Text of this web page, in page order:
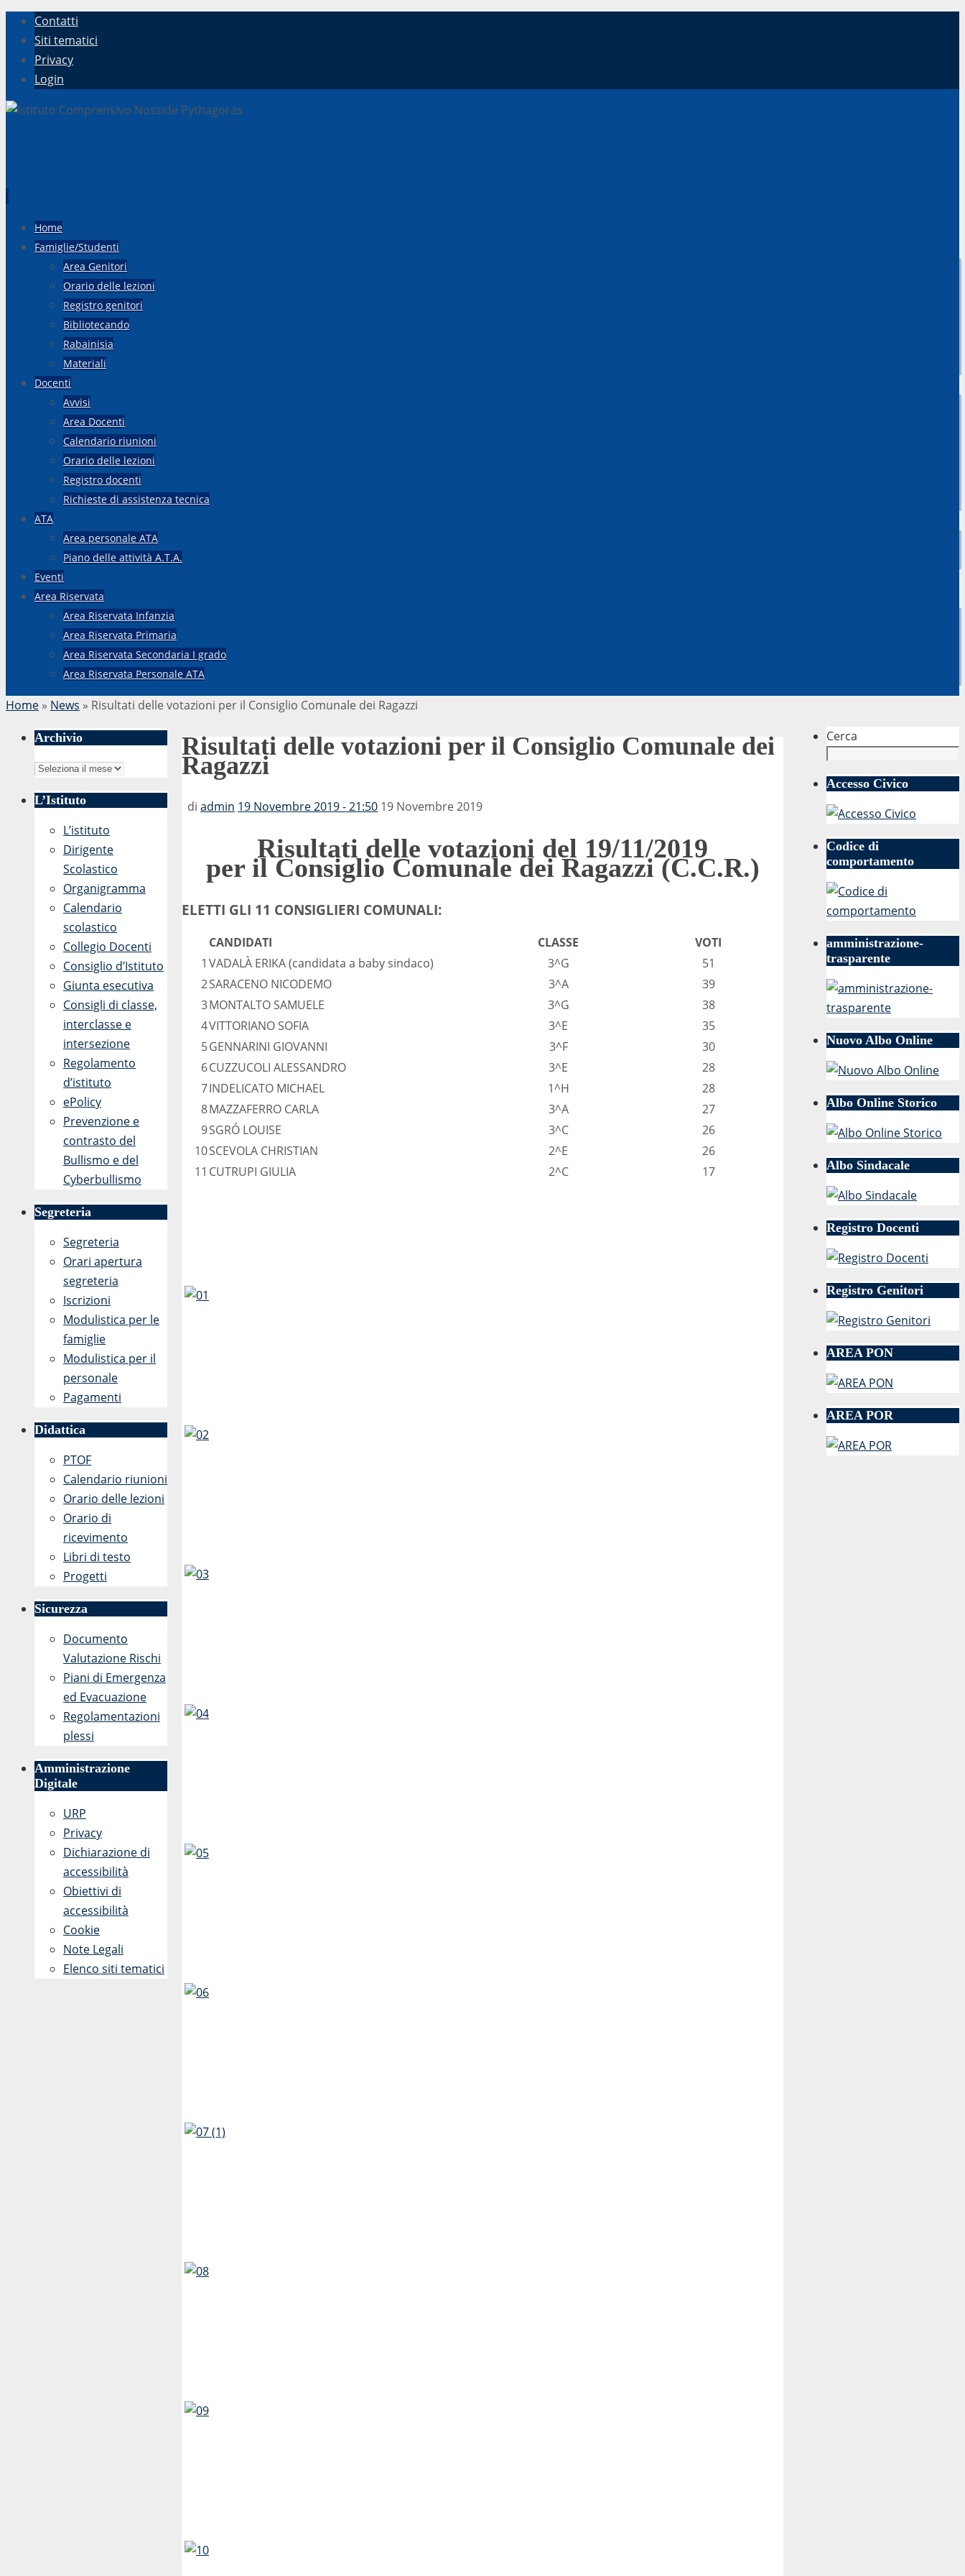
Contatti
Siti tematici
Privacy
Login
contenuto
Home
Famiglie/Studenti
Area Genitori
Orario delle lezioni
Registro genitori
Bibliotecando
Rabainisia
Materiali
Docenti
Avvisi
Area Docenti
Calendario riunioni
Orario delle lezioni
Registro docenti
Richieste di assistenza tecnica
ATA
Area personale ATA
Piano delle attività A.T.A.
Eventi
Area Riservata
Area Riservata Infanzia
Area Riservata Primaria
Area Riservata Secondaria I grado
Area Riservata Personale ATA
Home » News » Risultati delle votazioni per il Consiglio Comunale dei Ragazzi
Risultati delle votazioni per il Consiglio Comunale dei
Ragazzi
di admin 19 Novembre 2019 - 21:50 19 Novembre 2019
Risultati delle votazioni del 19/11/2019
per il Consiglio Comunale dei Ragazzi (C.C.R.)
ELETTI GLI 11 CONSIGLIERI COMUNALI:
CANDIDATI CLASSE
VOTI
1 VADALÀ ERIKA (candidata a baby sindaco) 3^G
51
2SARACENO NICODEMO 3^A
39
3MONTALTO SAMUELE 3^G
38
4VITTORIANO SOFIA 3^E
35
5GENNARINI GIOVANNI 3^F
30
6CUZZUCOLI ALESSANDRO 3^E
28
7INDELICATO MICHAEL 1^H
28
8MAZZAFERRO CARLA 3^A
27
9SGRÓ LOUISE 3^C
26
10SCEVOLA CHRISTIAN 2^E
26
11 CUTRUPI GIULIA 2^C 17
Archivio
Archivio
L’Istituto
L’istituto
Dirigente
Scolastico
Organigramma
Calendario
scolastico
Collegio Docenti
Consiglio d’Istituto
Giunta esecutiva
Consigli di classe,
interclasse e
intersezione
Regolamento
d’istituto
ePolicy
Prevenzione e
contrasto del
Bullismo e del
Cyberbullismo
Segreteria
Segreteria
Orari apertura
segreteria
Iscrizioni
Modulistica per le
famiglie
Modulistica per il
personale
Pagamenti
Didattica
PTOF
Calendario riunioni
Orario delle lezioni
Orario di
ricevimento
Libri di testo
Progetti
Sicurezza
Documento
Valutazione Rischi
Piani di Emergenza
ed Evacuazione
Regolamentazioni
plessi
Amministrazione
Digitale
URP
Privacy
Dichiarazione di
accessibilità
Obiettivi di
accessibilità
Cookie
Note Legali
Elenco siti tematici
Cerca
Accesso Civico
Codice di
comportamento
amministrazione-
trasparente
Nuovo Albo Online
Albo Online Storico
Albo Sindacale
Registro Docenti
Registro Genitori
AREA PON
AREA POR